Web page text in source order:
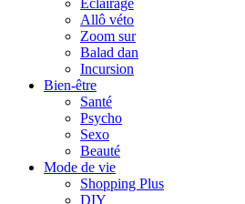
Allô véto
Zoom sur
Balad dan
Incursion
Bien-être
Santé
Psycho
Sexo
Beauté
Mode de vie
Shopping Plus
DIY